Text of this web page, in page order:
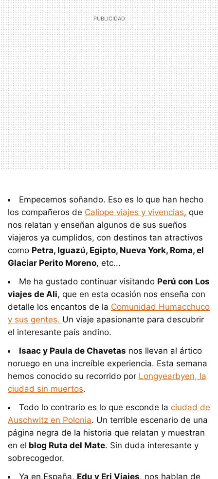
Empecemos soñando. Eso es lo que han hecho
los compañeros de Caliope viajes y vivencias, que
nos relatan y enseñan algunos de sus sueños
viajeros ya cumplidos, con destinos tan atractivos
como Petra, Iguazú, Egipto, Nueva York, Roma, el
Glaciar Perito Moreno, etc...
Me ha gustado continuar visitando Perú con Los
viajes de Ali, que en esta ocasión nos enseña con
detalle los encantos de la Comunidad Humacchuco
y sus gentes. Un viaje apasionante para descubrir
el interesante país andino.
Isaac y Paula de Chavetas nos llevan al ártico
noruego en una increíble experiencia. Esta semana
hemos conocido su recorrido por Longyearbyen, la
ciudad sin muertos.
Todo lo contrario es lo que esconde la ciudad de
Auschwitz en Polonia. Un terrible escenario de una
página negra de la historia que relatan y muestran
en el blog Ruta del Mate. Sin duda interesante y
sobrecogedor.
Ya en España, Edu y Eri Viajes, nos hablan de